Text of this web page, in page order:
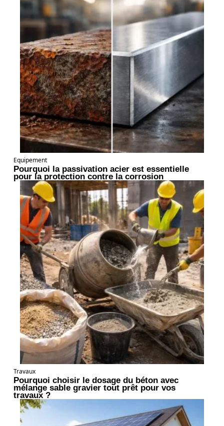
Equipement
Pourquoi la passivation acier est essentielle
pour la protection contre la corrosion
Travaux
Pourquoi choisir le dosage du béton avec
mélange sable gravier tout prêt pour vos
travaux ?